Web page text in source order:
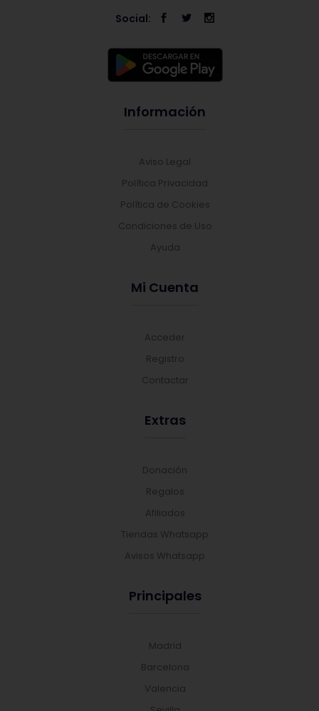
Social:
Información
Aviso Legal
Política Privacidad
Política de Cookies
Condiciones de Uso
Ayuda
Mi Cuenta
Acceder
Registro
Contactar
Extras
Donación
Regalos
Afiliados
Tiendas Whatsapp
Avisos Whatsapp
Principales
Madrid
Barcelona
Valencia